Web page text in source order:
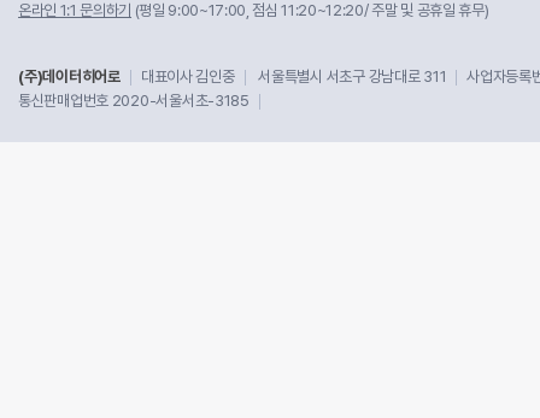
온라인 1:1 문의하기 (평일 9:00~17:00, 점심 11:20~12:20/ 주말 및 공휴일 휴무)
(주)데이터히어로 대표이사 김인중 서울특별시 서초구 강남대로 311
사업자등
통신판매업번호 2020-서울서초-3185